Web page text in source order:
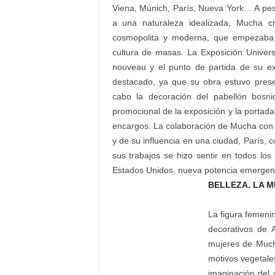
Viena, Múnich, París, Nueva York… A
a una naturaleza idealizada, Mucha
cosmopolita y moderna, que
cultura de masas. La Exposición
nouveau y el punto de partida de su
destacado, ya que su obra estuvo
cabo la decoración del pabellón
promocional de la exposición y la
encargos. La colaboración de Mucha
y de su influencia en una ciudad, París,
sus trabajos se hizo sentir en todos
Estados Unidos, nueva potencia
BELLEZA. LA
La figura
decorativos de
mujeres de
motivos